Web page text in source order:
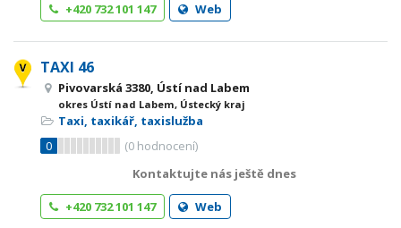
+420 732 101 147 Web
TAXI 46
Pivovarská 3380, Ústí nad Labem
okres Ústí nad Labem, Ústecký kraj
Taxi, taxikář, taxislužba
0
(0 hodnocení)
Kontaktujte nás ještě dnes
+420 732 101 147 Web